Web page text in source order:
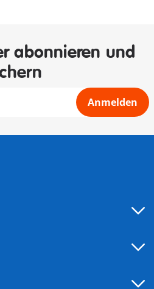
abonnieren und
Anmelden